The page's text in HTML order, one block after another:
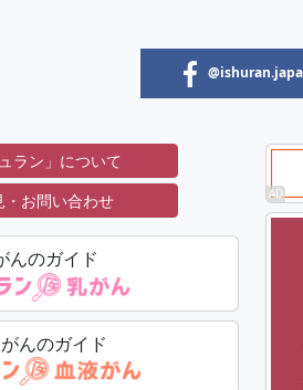
ラン」について
・お問い合わせ
んのガイド
んのガイド